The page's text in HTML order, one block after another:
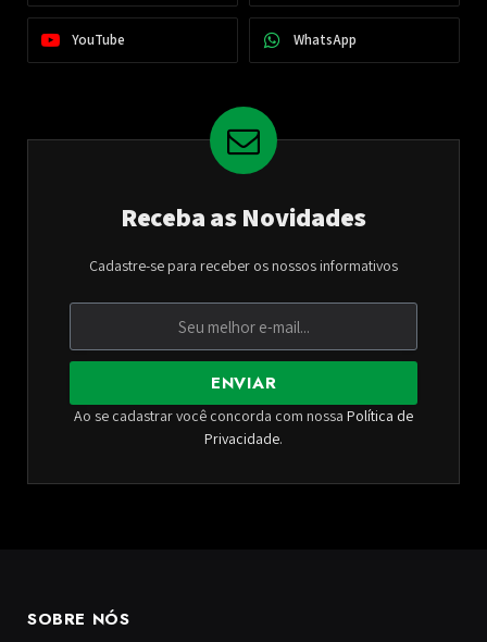
YouTube WhatsApp
Receba as Novidades
Cadastre-se para receber os nossos informativos
ENVIAR
Ao se cadastrar você concorda com nossa Política de
Privacidade.
SOBRE NÓS